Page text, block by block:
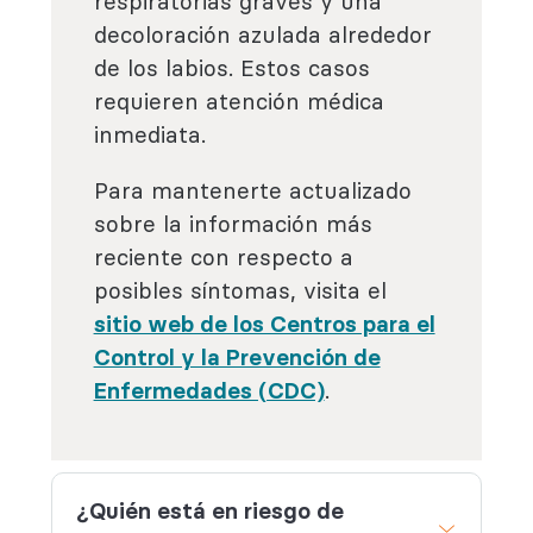
decoloración azulada alrededor
de los labios. Estos casos
requieren atención médica
inmediata.
Para mantenerte actualizado
sobre la información más
reciente con respecto a
posibles síntomas, visita el
sitio web de los Centros para el
Control y la Prevención de
Enfermedades (CDC).
¿Quién está en riesgo de